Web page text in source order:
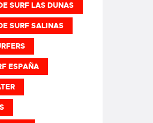
SURF LAS DUNAS
SURF SALINAS
ESPAÑA